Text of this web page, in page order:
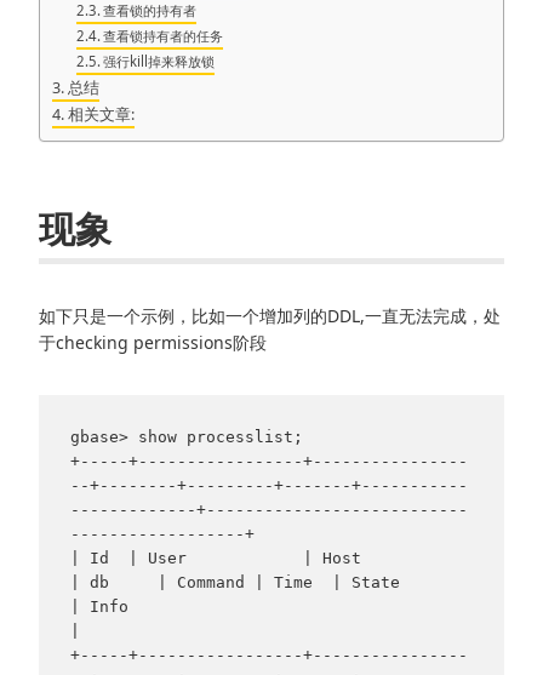
查看锁的持有者
查看锁持有者的任务
强行kill掉来释放锁
总结
相关文章:
现象
如下只是一个示例，比如一个增加列的DDL,一直无法完成，处
于checking permissions阶段
gbase> show processlist;
+-----+-----------------+----------------
--+--------+---------+-------+-----------
-------------+---------------------------
------------------+
| Id  | User            | Host
| db     | Command | Time  | State
| Info
+-----+-----------------+----------------